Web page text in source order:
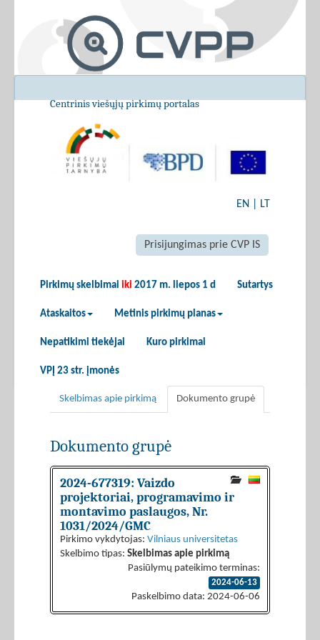
Centrinis viešųjų pirkimų portalas
EN LT
Prisijungimas prie CVP IS
Pirkimų skelbimai iki 2017 m. liepos 1 d Sutartys
Ataskaitos Metinis pirkimų planas
Nepatikimi tiekėjai Kuro pirkimai
VPĮ 23 str. įmonės
Skelbimas apie pirkimą Dokumento grupė
Dokumento grupė
2024-677319: Vaizdo
projektoriai, programavimo ir
montavimo paslaugos, Nr.
1031/2024/GMC
Pirkimo vykdytojas: Vilniaus universitetas
Skelbimo tipas: Skelbimas apie pirkimą
Pasiūlymų pateikimo terminas:
2024-06-13
Paskelbimo data: 2024-06-06